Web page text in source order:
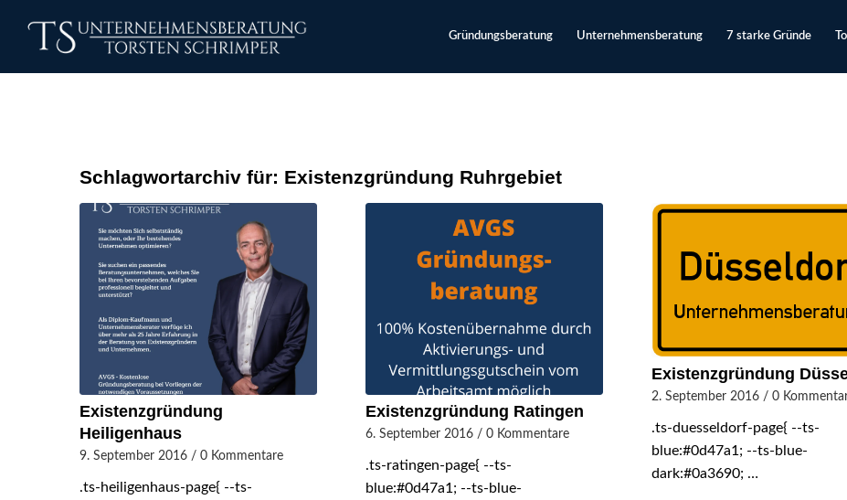
Gründungsberatung Unternehmensberatung 7 starke Gründe
Schlagwortarchiv für: Existenzgründung Ruhrgebiet
Existenzgründung
Heiligenhaus
9. September 2016 / 0 Kommentare
.ts-heiligenhaus-page{ --ts-
Existenzgründung Ratingen
6. September 2016 / 0 Kommentare
.ts-ratingen-page{ --ts-
blue:#0d47a1; --ts-blue-
Existenzgründung
2. September 2016 / 0
.ts-duesseldorf-page{ --ts-
blue:#0d47a1; --ts-blue-
dark:#0a3690; …